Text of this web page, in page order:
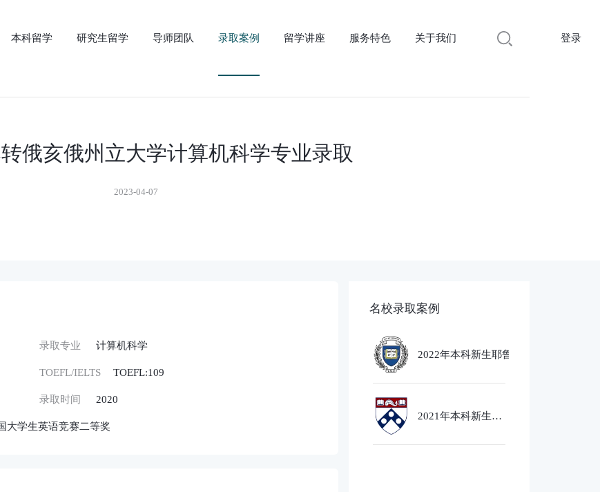
本科留学 研究生留学 导师团队 录取案例 留学讲座 服务特色 关于我们 登录
俄亥俄州立大学计算机科学专业录取
2023-04-07
录取专业 计算机科学
TOEFL/IELTS TOEFL:109
录取时间 2020
大学生英语竞赛二等奖
名校录取案例
2022年本科新生耶鲁大学
2021年本科新生芝